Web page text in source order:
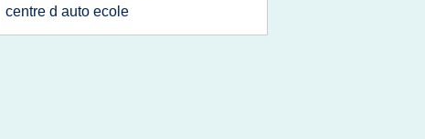
centre d auto ecole